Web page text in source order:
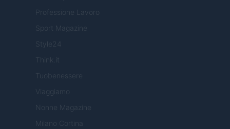
Professione Lavoro
Sport Magazine
Style24
Think.it
Tuobenessere
Viaggiamo
Nonne Magazine
Milano Cortina